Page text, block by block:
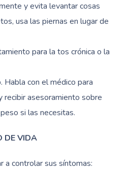
y evita levantar cosas
usa las piernas en lugar de
para la tos crónica o la
con el médico para
asesoramiento sobre
si las necesitas.
DE VIDA
a controlar sus síntomas: